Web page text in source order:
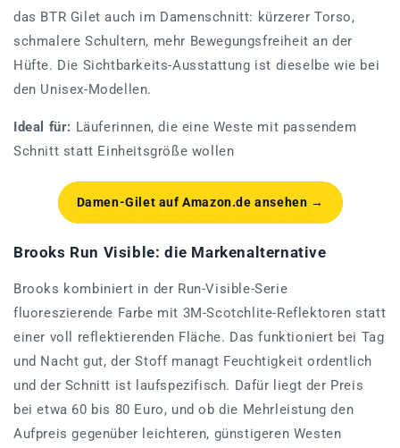
das BTR Gilet auch im Damenschnitt: kürzerer Torso,
schmalere Schultern, mehr Bewegungsfreiheit an der
Hüfte. Die Sichtbarkeits-Ausstattung ist dieselbe wie bei
den Unisex-Modellen.
Ideal für: Läuferinnen, die eine Weste mit passendem
Schnitt statt Einheitsgröße wollen
Damen-Gilet auf Amazon.de ansehen →
Brooks Run Visible: die Markenalternative
Brooks kombiniert in der Run-Visible-Serie
fluoreszierende Farbe mit 3M-Scotchlite-Reflektoren statt
einer voll reflektierenden Fläche. Das funktioniert bei Tag
und Nacht gut, der Stoff managt Feuchtigkeit ordentlich
und der Schnitt ist laufspezifisch. Dafür liegt der Preis
bei etwa 60 bis 80 Euro, und ob die Mehrleistung den
Aufpreis gegenüber leichteren, günstigeren Westen